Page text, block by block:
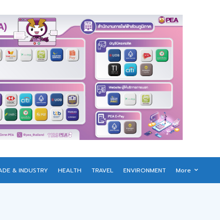
& INDUSTRY HEALTH TRAVEL ENVIRONMENT More